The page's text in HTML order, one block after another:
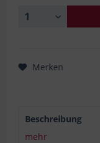
Merken
Beschreibung
mehr